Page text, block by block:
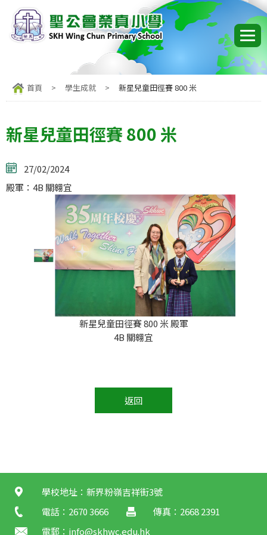
首頁 > 學生成就 > 新星兒童田徑賽 800 米
新星兒童田徑賽 800 米
27/02/2024
殿軍：4B 關翱宜
新星兒童田徑賽 800 米 殿軍
4B 關翱宜
返回
學校地址：新界粉嶺吉祥街3號
電話：2670 3666
傳真：2668 2391
電郵： info@skhwc.edu.hk